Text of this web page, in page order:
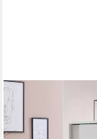
FINEBUY
Schuhschrank
Schuhregal mit
100x108x37,5 cm